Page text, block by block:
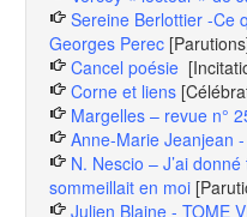
Sereine Berlottier -Ce
Georges Perec
Cancel poésie
Corne et liens
Margelles – revue n°
Anne-Marie Jeanjean
N. Nescio – J’ai
sommeillait en moi
Julien Blaine - TOME